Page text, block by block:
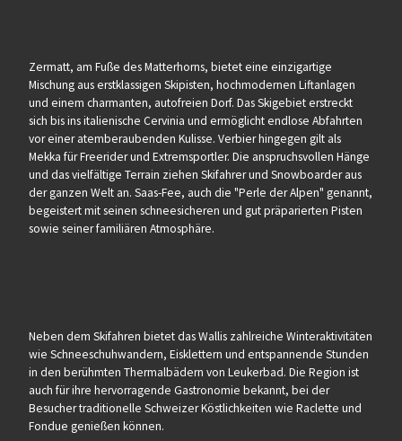
Zermatt, am Fuße des Matterhorns, bietet eine einzigartige
Mischung aus erstklassigen Skipisten, hochmodernen Liftanlagen
und einem charmanten, autofreien Dorf. Das Skigebiet erstreckt
sich bis ins italienische Cervinia und ermöglicht endlose Abfahrten
vor einer atemberaubenden Kulisse. Verbier hingegen gilt als
Mekka für Freerider und Extremsportler. Die anspruchsvollen Hänge
und das vielfältige Terrain ziehen Skifahrer und Snowboarder aus
der ganzen Welt an. Saas-Fee, auch die "Perle der Alpen" genannt,
begeistert mit seinen schneesicheren und gut präparierten Pisten
sowie seiner familiären Atmosphäre.
Neben dem Skifahren bietet das Wallis zahlreiche Winteraktivitäten
wie Schneeschuhwandern, Eisklettern und entspannende Stunden
in den berühmten Thermalbädern von Leukerbad. Die Region ist
auch für ihre hervorragende Gastronomie bekannt, bei der
Besucher traditionelle Schweizer Köstlichkeiten wie Raclette und
Fondue genießen können.